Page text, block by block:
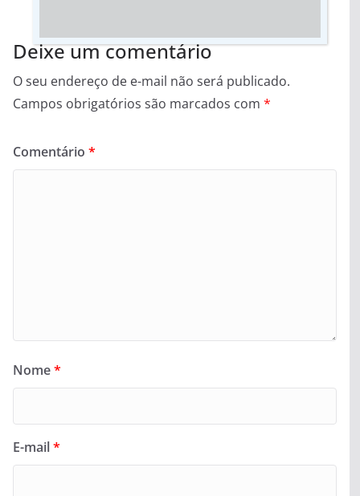
Deixe um comentário
O seu endereço de e-mail não será publicado.
Campos obrigatórios são marcados com *
Comentário *
Nome*
E-mail*